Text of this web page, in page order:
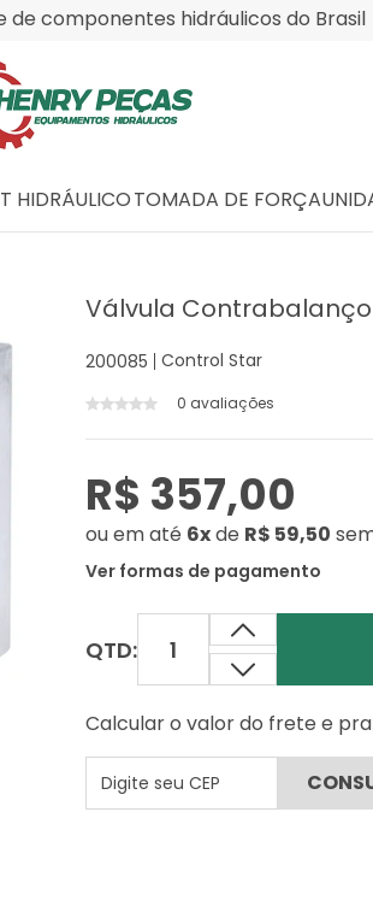
de componentes hidráulicos do Brasil
HIDRÁULICOTOMADA DE FORÇA
Válvula
200085 Control Star
0 avaliações
R$ 357,00
ouem até 6xde R$ 59,50
Ver formas de pagamento
QTD:
Calcular o valor do frete e